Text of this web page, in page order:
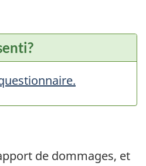
de dommages, et